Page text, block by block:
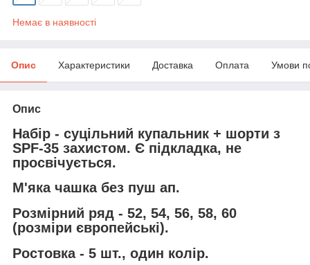
Немає в наявності
Опис Характеристики Доставка Оплата Умови
Опис
Набір - суцільний купальник + шорти з
SPF-35 захистом. Є підкладка, не
просвічується.
М'яка чашка без пуш ап.
Розмірний ряд - 52, 54, 56, 58, 60
(розміри європейські).
Ростовка - 5 шт., один колір.